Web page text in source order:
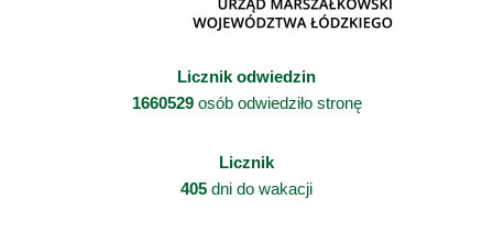
Licznik odwiedzin
1660529osób odwiedziło stronę
Licznik
405 dni do wakacji